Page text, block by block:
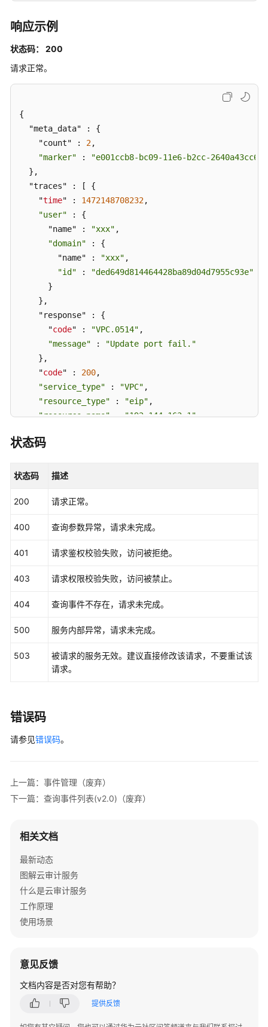
响应示例
状态码： 200
请求正常。
{
  "meta_data" : {
    "count" :
2,
"marker" :
"e001ccb8-bc09-11e6-b2cc-
  },
  "traces" : [ {
    "
time" : 1472148708232,
"user" : {
      "name" :
"xxx" ,
"domain" : {
        "name" :
"xxx" ,
"id" :
"ded649d814464428ba89d04d7955c93e"
      }
    },
    "response" : {
      "
code" : "VPC.0514" ,
"message" :
"Update port fail."
    },
    "
code" : 200,
"service_type" : "VPC" ,
"resource_type" : "eip" ,
"resource_name" : "192.144.163.1",
"trace_name"
"trace_type"
"record_time"
  }, {
"user" : {
      "name" :
"xxx",
        "name" :
"xxx",
      }
    "response" : {
code
    "
code
"resource_type"
"trace_name" :
"trace_rating" : "warning"
"api_version"
"trace_id"
  } ]
}
状态码
状态码 描述
200 请求正常。
400 查询参数异常，请求未完成。
401 请求鉴权校验失败，访问被拒绝。
403 请求权限校验失败，访问被禁止。
404 查询事件不存在，请求未完成。
500 服务内部异常，请求未完成。
503
被请求的服务无效。建议直接修改该请求，不要重试该
请求。
错误码
请参见错误码。
上一篇：事件管理（废弃）
下一篇：查询事件列表(v2.0)（废弃）
相关文档
最新动态
图解云审计服务
什么是云审计服务
工作原理
使用场景
意见反馈
文档内容是否对您有帮助？
提供反馈